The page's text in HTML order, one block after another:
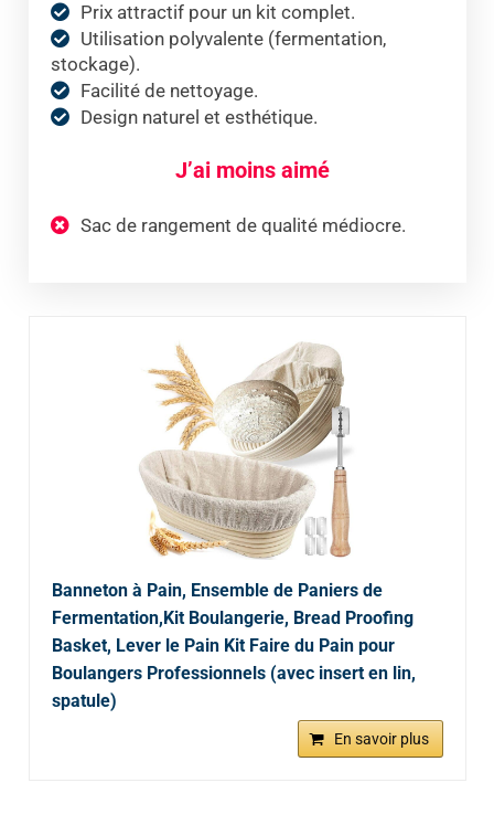
Prix attractif pour un kit complet.
Utilisation polyvalente (fermentation,
stockage).
Facilité de nettoyage.
Design naturel et esthétique.
J’ai moins aimé
Sac de rangement de qualité médiocre.
Banneton à Pain, Ensemble de Paniers de
Fermentation,Kit Boulangerie, Bread Proofing
Basket, Lever le Pain Kit Faire du Pain pour
Boulangers Professionnels (avec insert en lin,
spatule)
En savoir plus